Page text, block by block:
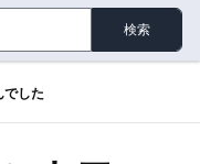
機器
検索
した